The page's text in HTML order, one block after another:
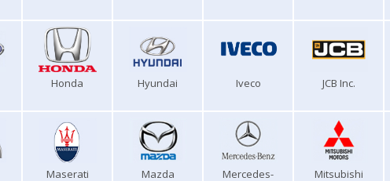
Honda Hyundai Iveco JCB Inc.
Maserati Mazda Mercedes- Mitsubishi